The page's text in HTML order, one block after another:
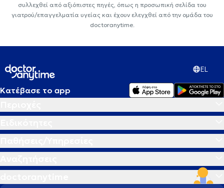
συλλεχθεί από αξιόπιστες πηγές, όπως η προσωπική σελίδα του
γιατρού/επαγγελματία υγείας και έχουν ελεγχθεί από την ομάδα του
doctoranytime.
EL
Κατέβασε το app